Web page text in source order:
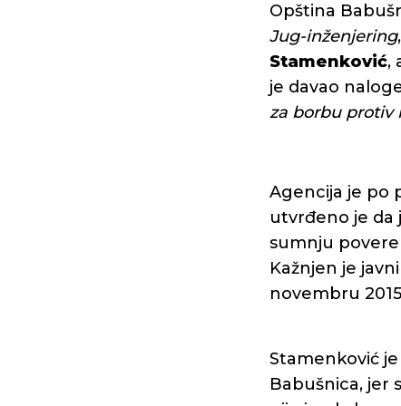
Opština
Jug-inženjering
Stamenković,
je davao
za borbu protiv
Agencija je po
utvrđeno je da
sumnju
Kažnjen je
novembru
Stamenković
Babušnica, jer